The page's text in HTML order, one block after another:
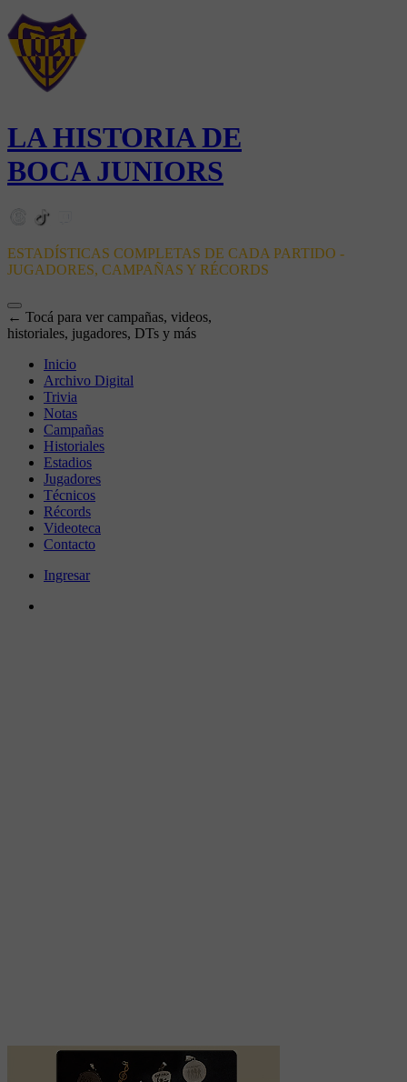
LA HISTORIA DE
BOCA JUNIORS
ESTADÍSTICAS COMPLETAS DE CADA PARTIDO -
JUGADORES, CAMPAÑAS Y RÉCORDS
← Tocá para ver campañas, videos,
historiales, jugadores, DTs y más
Inicio
Archivo Digital
Trivia
Notas
Campañas
Historiales
Estadios
Jugadores
Técnicos
Récords
Videoteca
Contacto
Ingresar